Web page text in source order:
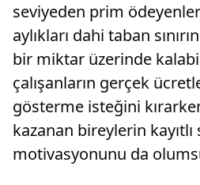
seviyeden prim
aylıkları dahi taban
bir miktar üzerinde
çalışanların gerçek
gösterme isteğini
kazanan bireylerin
motivasyonunu da